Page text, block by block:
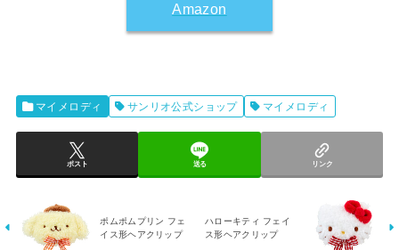
Amazon
マイメロディ サンリオ公式ショップ マイメロディ
ポスト 送る リンク
ポムポムプリン フェ
イス形ヘアクリップ
ハローキティ フェイ
ス形ヘアクリップ